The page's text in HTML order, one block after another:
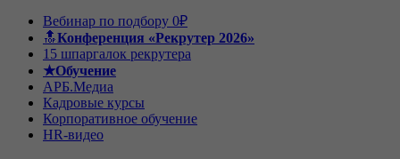
Вебинар по подбору 0₽
🔝Конференция «Рекрутер 2026»
15 шпаргалок рекрутера
★Обучение
АРБ.Медиа
Кадровые курсы
Корпоративное обучение
HR-видео